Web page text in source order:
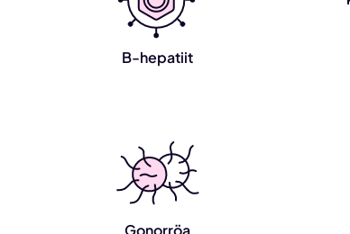
B-hepatiit
Gonorröa